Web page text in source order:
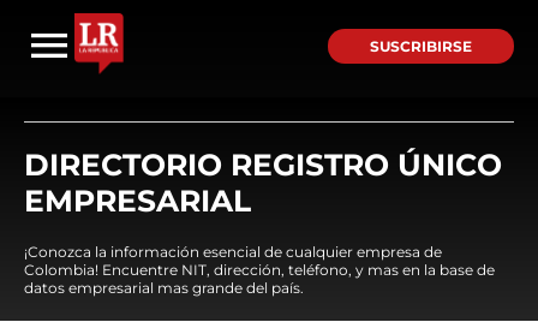
SUSCRIBIRSE
DIRECTORIO REGISTRO ÚNICO
EMPRESARIAL
¡Conozca la información esencial de cualquier empresa de
Colombia! Encuentre NIT, dirección, teléfono, y mas en la base de
datos empresarial mas grande del país.